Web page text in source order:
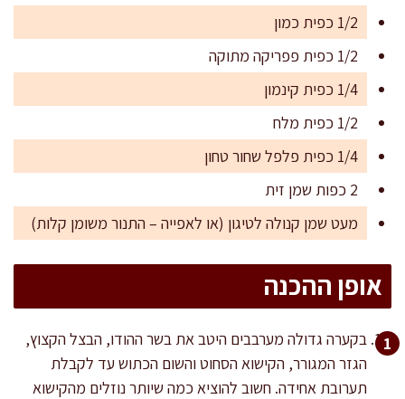
1/2 כפית כמון
1/2 כפית פפריקה מתוקה
1/4 כפית קינמון
1/2 כפית מלח
1/4 כפית פלפל שחור טחון
2 כפות שמן זית
מעט שמן קנולה לטיגון (או לאפייה – התנור משומן קלות)
אופן ההכנה
בקערה גדולה מערבבים היטב את בשר ההודו, הבצל הקצוץ,
הגזר המגורר, הקישוא הסחוט והשום הכתוש עד לקבלת
תערובת אחידה. חשוב להוציא כמה שיותר נוזלים מהקישוא